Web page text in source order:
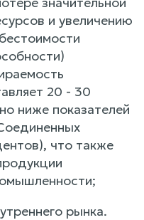
и увеличению
20 - 30
ниже показателей
что также
рынка.